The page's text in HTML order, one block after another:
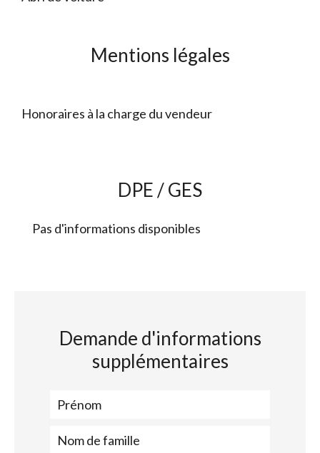
Mentions légales
Honoraires à la charge du vendeur
DPE / GES
Pas d'informations disponibles
Demande d'informations
supplémentaires